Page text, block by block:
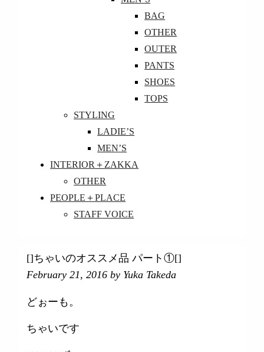
BAG
OTHER
OUTER
PANTS
SHOES
TOPS
STYLING
LADIE’S
MEN’S
INTERIOR＋ZAKKA
OTHER
PEOPLE＋PLACE
STAFF VOICE
[]ちゃいのオススメ品 パート①[]
February 21, 2016 by Yuka Takeda
どぉーも。
ちゃいです